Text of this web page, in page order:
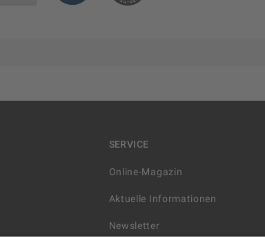
SERVICE
Online-Magazin
Aktuelle Informationen
Newsletter